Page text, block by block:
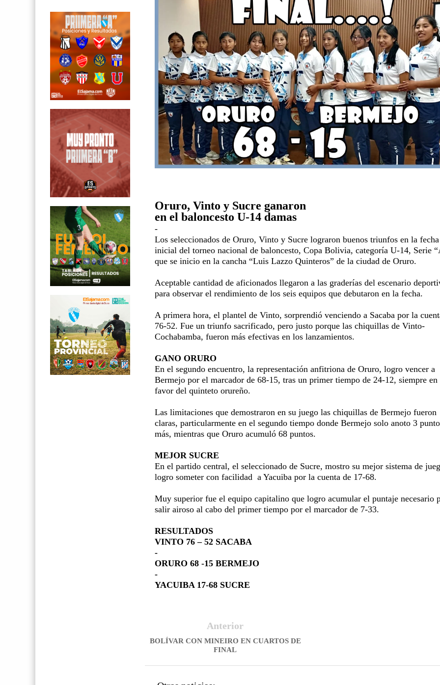
Oruro, Vinto y Sucre ganaron
en el baloncesto U-14 damas
-
Los seleccionados de Oruro, Vinto y Sucre lograron buenos triunfos en la fecha
inicial del torneo nacional de baloncesto, Copa Bolivia, categoría U-14, Serie
que se inicio en la cancha “Luis Lazzo Quinteros” de la ciudad de Oruro.
Aceptable cantidad de aficionados llegaron a las graderías del escenario
para observar el rendimiento de los seis equipos que debutaron en la fecha.
A primera hora, el plantel de Vinto, sorprendió venciendo a Sacaba por la
76-52. Fue un triunfo sacrificado, pero justo porque las chiquillas de Vinto-
Cochabamba, fueron más efectivas en los lanzamientos.
GANO ORURO
En el segundo encuentro, la representación anfitriona de Oruro, logro vencer a
Bermejo por el marcador de 68-15, tras un primer tiempo de 24-12, siempre en
favor del quinteto orureño.
Las limitaciones que demostraron en su juego las chiquillas de Bermejo fueron
claras, particularmente en el segundo tiempo donde Bermejo solo anoto 3
más, mientras que Oruro acumuló 68 puntos.
MEJOR SUCRE
En el partido central, el seleccionado de Sucre, mostro su mejor sistema de
logro someter con facilidad a Yacuiba por la cuenta de 17-68.
Muy superior fue el equipo capitalino que logro acumular el puntaje necesario
salir airoso al cabo del primer tiempo por el marcador de 7-33.
RESULTADOS
VINTO 76 – 52 SACABA
-
ORURO 68 -15 BERMEJO
-
YACUIBA 17-68 SUCRE
Anterior
BOLÍVAR CON MINEIRO EN CUARTOS DE
FINAL